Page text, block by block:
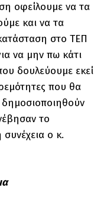
οφείλουμε να τα
και να τα
στο ΤΕΠ
να μην πω κάτι
δουλεύουμε εκεί
που θα
το
συνέχεια ο κ.